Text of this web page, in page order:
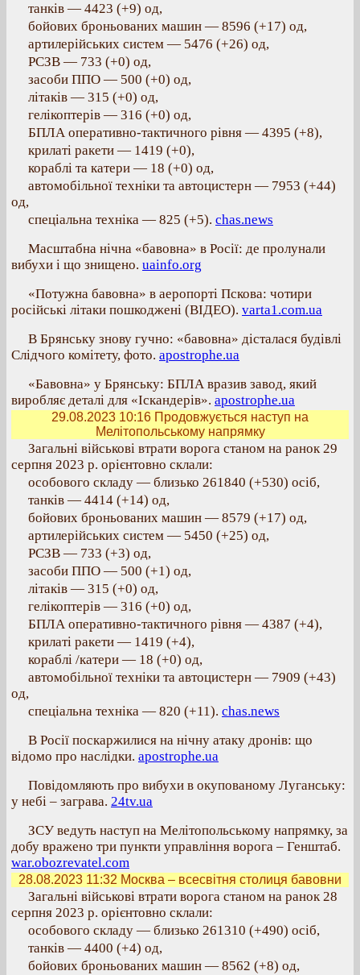
танків — 4423 (+9) од,
бойових броньованих машин — 8596 (+17) од,
артилерійських систем — 5476 (+26) од,
РСЗВ — 733 (+0) од,
засоби ППО — 500 (+0) од,
літаків — 315 (+0) од,
гелікоптерів — 316 (+0) од,
БПЛА оперативно-тактичного рівня — 4395 (+8),
крилаті ракети — 1419 (+0),
кораблі та катери — 18 (+0) од,
автомобільної техніки та автоцистерн — 7953 (+44)
од,
спеціальна техніка — 825 (+5). chas.news
Масштабна нічна «бавовна» в Росії: де пролунали
вибухи і що знищено. uainfo.org
«Потужна бавовна» в аеропорті Пскова: чотири
російські літаки пошкоджені (ВІДЕО). varta1.com.ua
В Брянську знову гучно: «бавовна» дісталася будівлі
Слідчого комітету, фото. apostrophe.ua
«Бавовна» у Брянську: БПЛА вразив завод, який
виробляє деталі для «Іскандерів». apostrophe.ua
29.08.2023 10:16 Продовжується наступ на
Мелітопольському напрямку
Загальні військові втрати ворога станом на ранок 29
серпня 2023 р. орієнтовно склали:
особового складу — близько 261840 (+530) осіб,
танків — 4414 (+14) од,
бойових броньованих машин — 8579 (+17) од,
артилерійських систем — 5450 (+25) од,
РСЗВ — 733 (+3) од,
засоби ППО — 500 (+1) од,
літаків — 315 (+0) од,
гелікоптерів — 316 (+0) од,
БПЛА оперативно-тактичного рівня — 4387 (+4),
крилаті ракети — 1419 (+4),
кораблі /катери — 18 (+0) од,
автомобільної техніки та автоцистерн — 7909 (+43)
од,
спеціальна техніка — 820 (+11). chas.news
В Росії поскаржилися на нічну атаку дронів: що
відомо про наслідки. apostrophe.ua
Повідомляють про вибухи в окупованому Луганську:
у небі – заграва. 24tv.ua
ЗСУ ведуть наступ на Мелітопольському напрямку, за
добу вражено три пункти управління ворога – Генштаб.
war.obozrevatel.com
28.08.2023 11:32 Москва – всесвітня столиця бавовни
Загальні військові втрати ворога станом на ранок 28
серпня 2023 р. орієнтовно склали:
особового складу — близько 261310 (+490) осіб,
танків — 4400 (+4) од,
бойових броньованих машин — 8562 (+8) од,